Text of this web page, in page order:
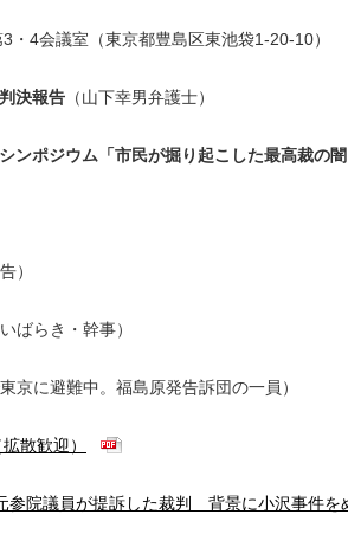
・4会議室（東京都豊島区東池袋1-20-10）
判決報告 （山下幸男弁護士）
シンポジウム「市民が掘り起こした最高裁の闇
）
ばらき・幹事）
京に避難中。福島原発告訴団の一員）
散歓迎）
参院議員が提訴した裁判 背景に小沢事件を